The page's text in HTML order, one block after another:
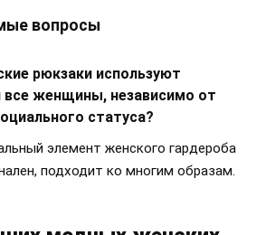
вопросы
рюкзаки используют
все женщины, независимо от
статуса?
элемент женского гардероба
подходит ко многим образам.